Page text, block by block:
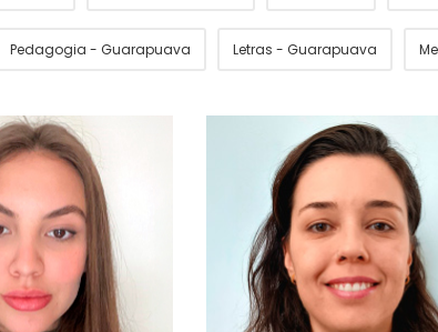
Pedagogia - Guarapuava Letras - Guarapuava